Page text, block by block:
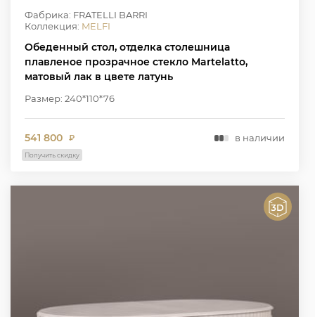
Фабрика: FRATELLI BARRI
Коллекция: MELFI
Обеденный стол, отделка столешница
плавленое прозрачное стекло Martelatto,
матовый лак в цвете латунь
Размер: 240*110*76
541 800 ₽ в наличии
Получить скидку